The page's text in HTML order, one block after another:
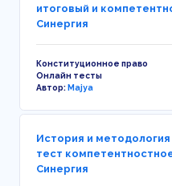
итоговый и
Синергия
Конституционное право
Онлайн тесты
Автор:Majya
История и методология
тест
Синергия